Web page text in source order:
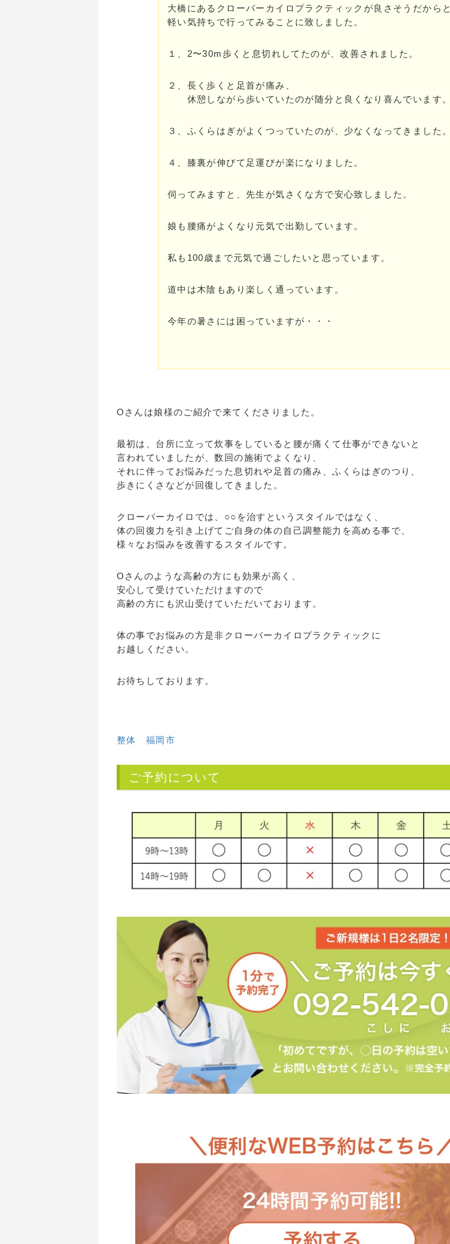
大橋にあるクローバーカイロプラクティックが良さそうだからと
軽い気持ちで行ってみることに致しました。
１、2〜30m歩くと息切れしてたのが、改善されました。
２、長く歩くと足首が痛み、
休憩しながら歩いていたのが随分と良くなり喜んでいます。
３、ふくらはぎがよくつっていたのが、少なくなってきました。
４、膝裏が伸びて足運びが楽になりました。
伺ってみますと、先生が気さくな方で安心致しました。
娘も腰痛がよくなり元気で出勤しています。
私も100歳まで元気で過ごしたいと思っています。
道中は木陰もあり楽しく通っています。
今年の暑さには困っていますが・・・
Oさんは娘様のご紹介で来てくださりました。
最初は、台所に立って炊事をしていると腰が痛くて仕事ができないと
言われていましたが、数回の施術でよくなり、
それに伴ってお悩みだった息切れや足首の痛み、ふくらはぎのつり、
歩きにくさなどが回復してきました。
クローバーカイロでは、○○を治すというスタイルではなく、
体の回復力を引き上げてご自身の体の自己調整能力を高める事で、
様々なお悩みを改善するスタイルです。
Oさんのような高齢の方にも効果が高く、
安心して受けていただけますので
高齢の方にも沢山受けていただいております。
体の事でお悩みの方是非クローバーカイロプラクティックに
お越しください。
お待ちしております。
整体 福岡市
ご予約について